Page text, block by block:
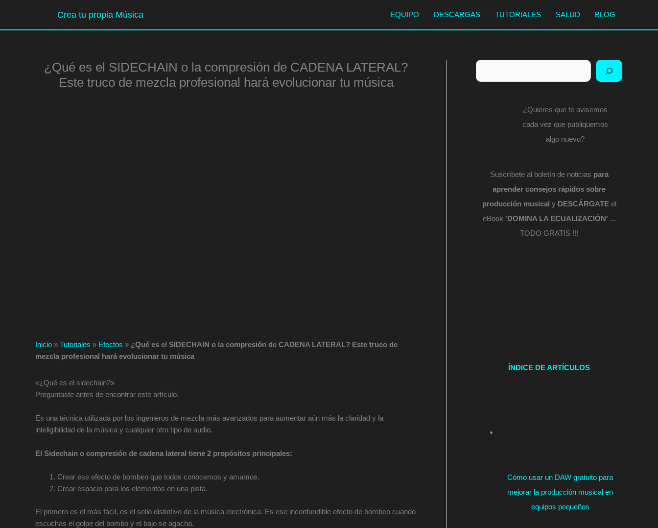
contenido
Crea tu propia Música EQUIPO DESCARGAS TUTORIALES SALUD BLOG
¿Qué es el SIDECHAIN o la compresión de CADENA LATERAL?
Este truco de mezcla profesional hará evolucionar tu música
Inicio » Tutoriales » Efectos » ¿Qué es el SIDECHAIN o la compresión de CADENA LATERAL? Este truco de
mezcla profesional hará evolucionar tu música
«¿Qué es el sidechain?»
Preguntaste antes de encontrar este artículo.
Es una técnica utilizada por los ingenieros de mezcla más avanzados para aumentar aún más la claridad y la
inteligibilidad de la música y cualquier otro tipo de audio.
El Sidechain o compresión de cadena lateral tiene 2 propósitos principales:
Crear ese efecto de bombeo que todos conocemos y amamos.
Crear espacio para los elementos en una pista.
El primero es el más fácil, es el sello distintivo de la música electrónica. Es ese inconfundible efecto de bombeo cuando
escuchas el golpe del bombo y el bajo se agacha.
Buscar
¿Quieres que te avisemos
cada vez que publiquemos
algo nuevo?
Suscríbete al boletín de noticias para
aprender consejos rápidos sobre
producción musical y DESCÁRGATEel
eBook 'DOMINA LA ECUALIZACIÓN' ...
TODO GRATIS !!!
ÍNDICE DE ARTÍCULOS
Cómo usar un DAW gratuito para
mejorar la producción musical en
equipos pequeños